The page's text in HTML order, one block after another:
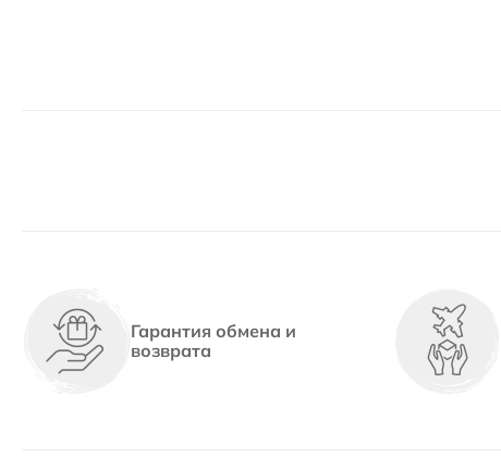
Гарантия обмена и
возврата